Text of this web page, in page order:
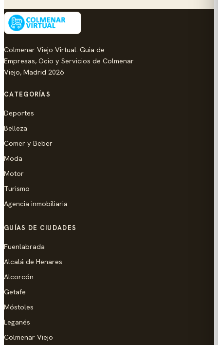
Colmenar Viejo Virtual: Guia de
Empresas, Ocio y Servicios de Colmenar
Viejo, Madrid 2026
CATEGORÍAS
Deportes
Belleza
Comer y Beber
Moda
Motor
Turismo
Agencia inmobiliaria
GUÍAS DE CIUDADES
Fuenlabrada
Alcalá de Henares
Alcorcón
Getafe
Móstoles
Leganés
Colmenar Viejo